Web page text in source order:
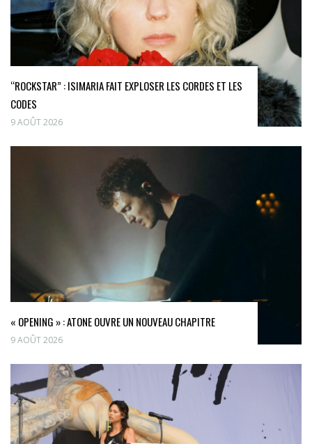
“ROCKSTAR” : ISIMARIA FAIT EXPLOSER LES CORDES ET LES
CODES
9 AOÛT 2026
« OPENING » : ATONE OUVRE UN NOUVEAU CHAPITRE
9 AOÛT 2026